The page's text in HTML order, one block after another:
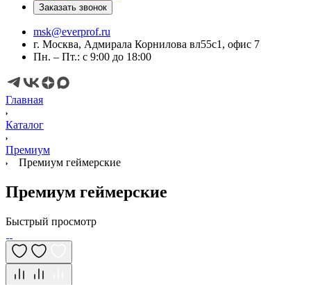
Заказать звонок
msk@everprof.ru
г. Москва, Адмирала Корнилова вл55с1, офис 7
Пн. – Пт.: с 9:00 до 18:00
Главная
Каталог
Премиум
Премиум геймерские
Премиум геймерские
Быстрый просмотр